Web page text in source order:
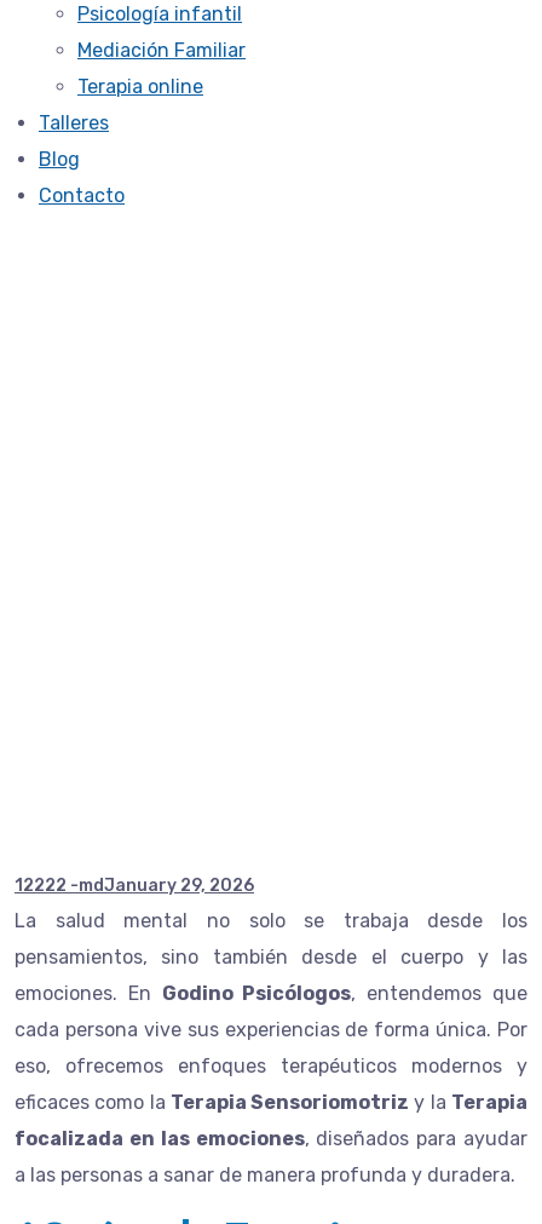
Psicología infantil
Mediación Familiar
Terapia online
Talleres
Blog
Contacto
12222 -mdJanuary 29, 2026
La salud mental no solo se trabaja desde los
pensamientos, sino también desde el cuerpo y las
emociones. En Godino Psicólogos, entendemos que
cada persona vive sus experiencias de forma única. Por
eso, ofrecemos enfoques terapéuticos modernos y
eficaces como la Terapia Sensoriomotriz y la Terapia
focalizada en las emociones, diseñados para ayudar
a las personas a sanar de manera profunda y duradera.